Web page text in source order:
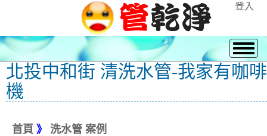
登入
北投中和街 清洗水管-我家有咖啡
機
首頁 》 洗水管 案例